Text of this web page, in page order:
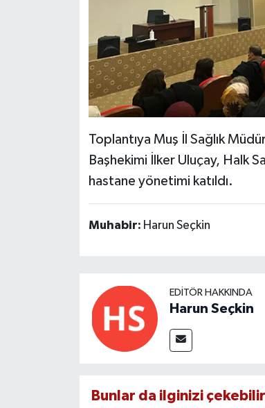
Toplantıya Muş İl Sağlık
Başhekimi İlker Uluçay, Halk
hastane yönetimi katıldı.
Muhabir: Harun Seçkin
EDITÖR HAKKINDA
Harun Seçkin
Bunlar da ilginizi çekebilir